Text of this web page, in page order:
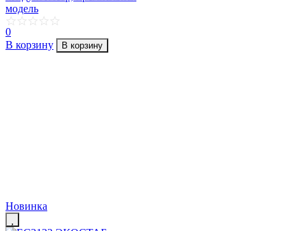
модель
0
В корзину
В корзину
Новинка